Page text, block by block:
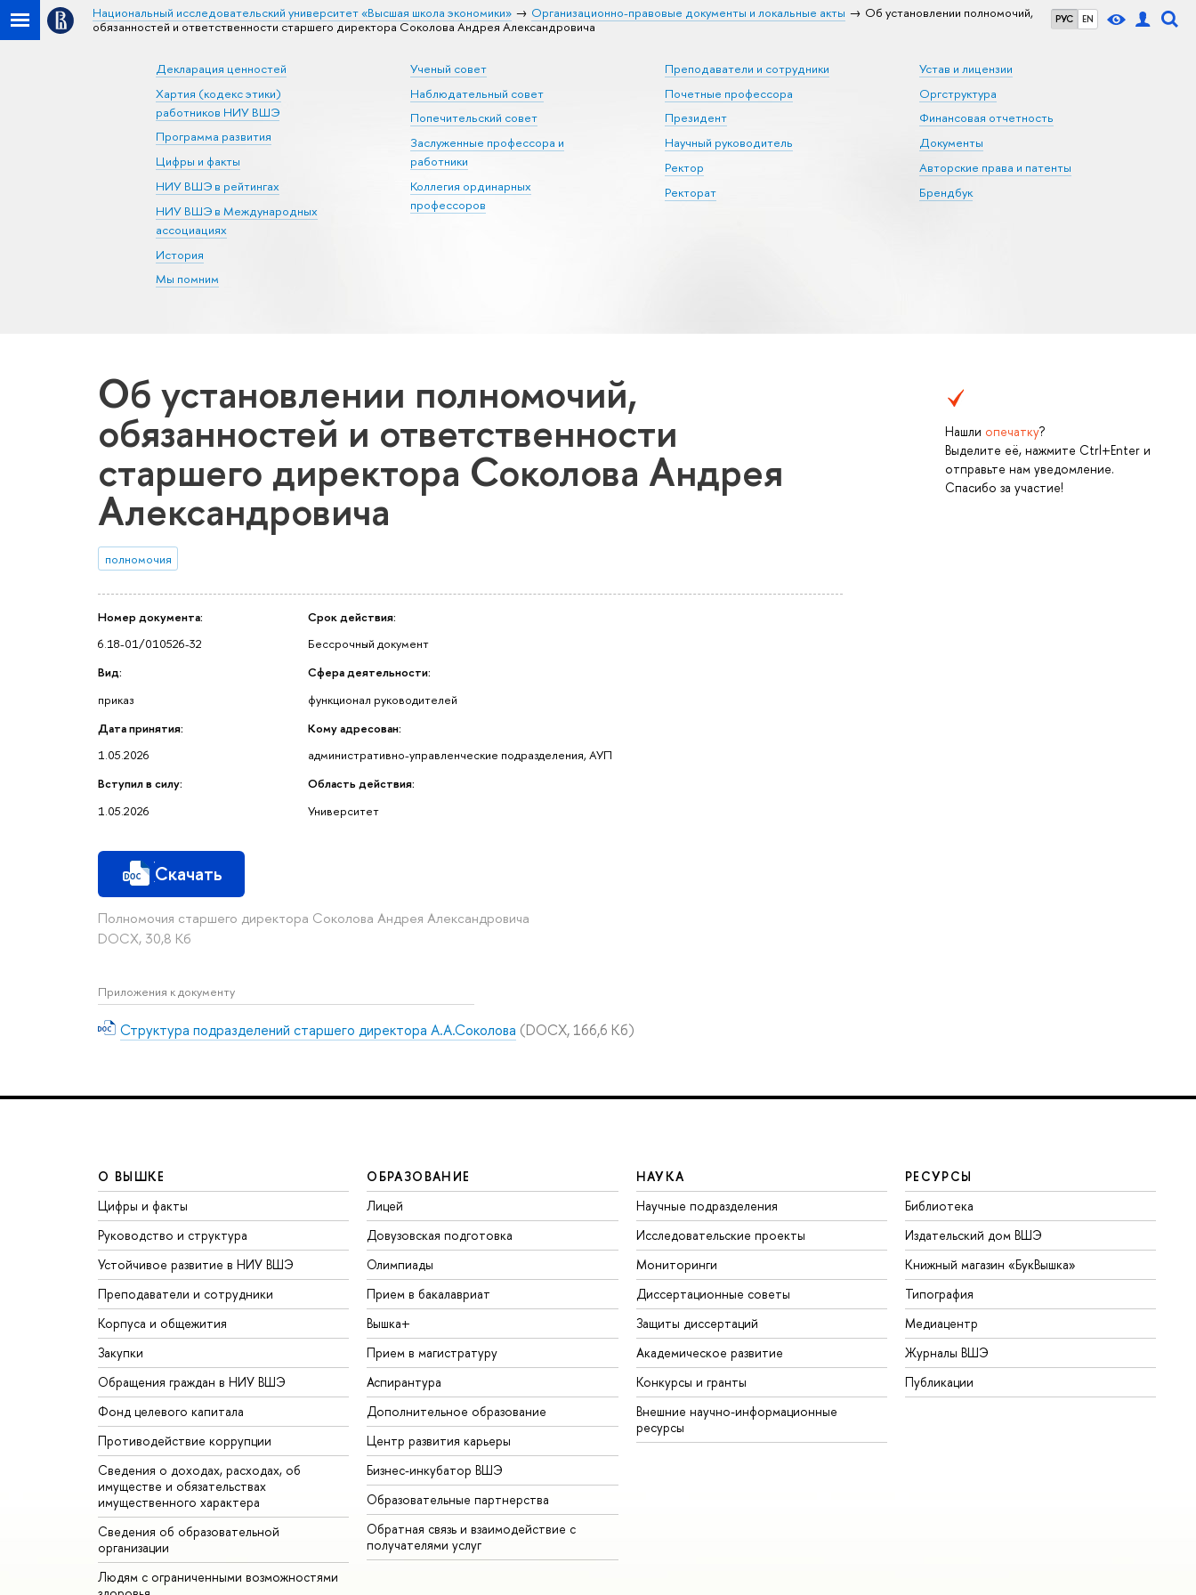
РУС EN
Национальный исследовательский университет «Высшая школа экономики» Организационно-правовые документы и локальные акты
Об установлении полномочий,
обязанностей и ответственности старшего директора Соколова Андрея Александровича
Декларация ценностей
Хартия (кодекс этики)
работников НИУ ВШЭ
Программа развития
Цифры и факты
НИУ ВШЭ в рейтингах
НИУ ВШЭ в Международных
ассоциациях
История
Мы помним
Ученый совет
Наблюдательный совет
Попечительский совет
Заслуженные профессора и
работники
Коллегия ординарных
профессоров
Преподаватели и сотрудники
Почетные профессора
Президент
Научный руководитель
Ректор
Ректорат
Устав и лицензии
Оргструктура
Финансовая отчетность
Документы
Авторские права и патенты
Брендбук
Нашли опечатку?
Выделите её, нажмите Ctrl+Enter и
отправьте нам уведомление.
Спасибо за участие!
Об установлении полномочий,
обязанностей и ответственности
старшего директора Соколова Андрея
Александровича
полномочия
Номер документа:
6.18-01/010526-32
Вид:
приказ
Дата принятия:
1.05.2026
Вступил в силу:
1.05.2026
Срок действия:
Бессрочный документ
Сфера деятельности:
функционал руководителей
Кому адресован:
административно-управленческие подразделения, АУП
Область действия:
Университет
Скачать
Полномочия старшего директора Соколова Андрея Александровича
DOCX, 30,8 Кб
Приложения к документу
Структура подразделений старшего директора А.А.Соколова (DOCX, 166,6 Кб)
О ВЫШКЕ
Цифры и факты
Руководство и структура
Устойчивое развитие в НИУ ВШЭ
Преподаватели и сотрудники
Корпуса и общежития
Закупки
Обращения граждан в НИУ ВШЭ
Фонд целевого капитала
Противодействие коррупции
Сведения о доходах, расходах, об
имуществе и обязательствах
имущественного характера
Сведения об образовательной
организации
Людям с ограниченными возможностями
ОБРАЗОВАНИЕ
Лицей
Довузовская подготовка
Олимпиады
Прием в бакалавриат
Вышка+
Прием в магистратуру
Аспирантура
Дополнительное образование
Центр развития карьеры
Бизнес-инкубатор ВШЭ
Образовательные партнерства
Обратная связь и взаимодействие с
получателями услуг
НАУКА
Научные подразделения
Исследовательские проекты
Мониторинги
Диссертационные советы
Защиты диссертаций
Академическое развитие
Конкурсы и гранты
Внешние научно-информационные
ресурсы
РЕСУРСЫ
Библиотека
Издательский дом ВШЭ
Книжный магазин «БукВышка»
Типография
Медиацентр
Журналы ВШЭ
Публикации